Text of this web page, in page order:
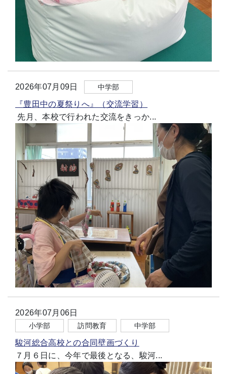
2026年07月09日 中学部
『豊田中の夏祭りへ』（交流学習）
先月、本校で行われた交流をきっか...
2026年07月06日
小学部 訪問教育 中学部
駿河総合高校との合同壁画づくり
７月６日に、今年で最後となる、駿河...